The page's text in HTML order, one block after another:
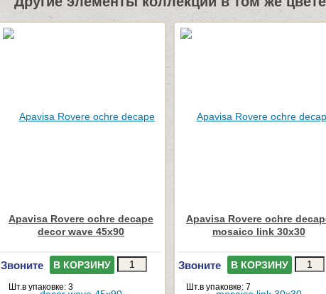
Apavisa Rovere ochre decape
decor wave 45x90
Звоните В КОРЗИНУ
Шт.в упаковке: 3
Apavisa Rovere ochre
mosaico link 30x30
Звоните В КОРЗИНУ
Шт.в упаковке: 7